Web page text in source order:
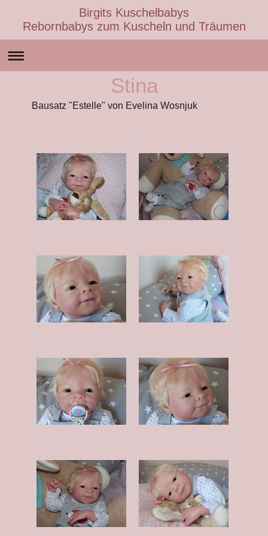
Birgits Kuschelbabys
Rebornbabys zum Kuscheln und Träumen
Stina
Bausatz "Estelle" von Evelina Wosnjuk